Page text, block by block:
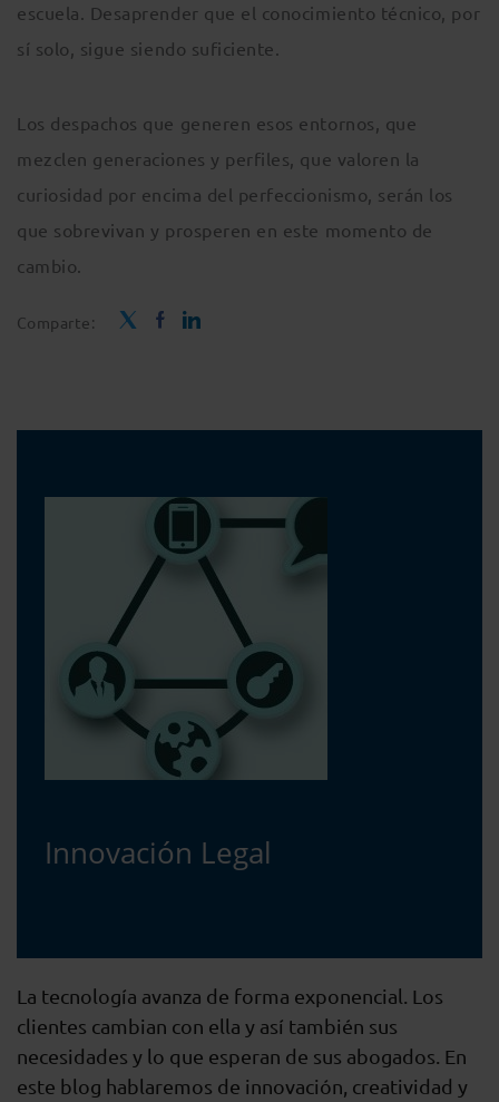
escuela. Desaprender que el conocimiento técnico, por
sí solo, sigue siendo suficiente.
Los despachos que generen esos entornos, que
mezclen generaciones y perfiles, que valoren la
curiosidad por encima del perfeccionismo, serán los
que sobrevivan y prosperen en este momento de
cambio.
Comparte:
Innovación Legal
La tecnología avanza de forma exponencial. Los
clientes cambian con ella y así también sus
necesidades y lo que esperan de sus abogados. En
este blog hablaremos de innovación, creatividad y